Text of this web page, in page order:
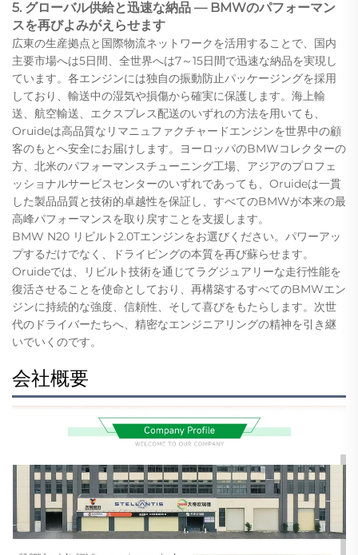
5. グローバル供給と迅速な納品 — BMWのパフォーマン
スを再びよみがえらせます
広東の生産拠点と国際物流ネットワークを活用することで、国内
主要市場へは5日間、全世界へは7～15日間で迅速な納品を実現し
ています。各エンジンには独自の振動防止パッケージングを採用
しており、輸送中の湿気や損傷から確実に保護します。海上輸
送、航空輸送、エクスプレス配送のいずれの方法を用いても、
Oruideは高品質なリマニュファクチャードエンジンを世界中の顧
客のもとへ安全にお届けします。ヨーロッパのBMWコレクターの
方、北米のパフォーマンスチューニング工場、アジアのプロフェ
ッショナルサービスセンターのいずれであっても、Oruideは一貫
した製品品質と技術的卓越性を保証し、すべてのBMWが本来の最
高峰パフォーマンスを取り戻すことを支援します。
BMW N20 リビルト2.0Tエンジンをお選びください。パワーアッ
プするだけでなく、ドライビングの本質を再び蘇らせます。
Oruideでは、リビルト技術を通じてラグジュアリーな走行性能を
復活させることを使命としており、再構築するすべてのBMWエン
ジンに持続的な強度、信頼性、そして喜びをもたらします。次世
代のドライバーたちへ、精密なエンジニアリングの精神を引き継
いでいくのです。
会社概要